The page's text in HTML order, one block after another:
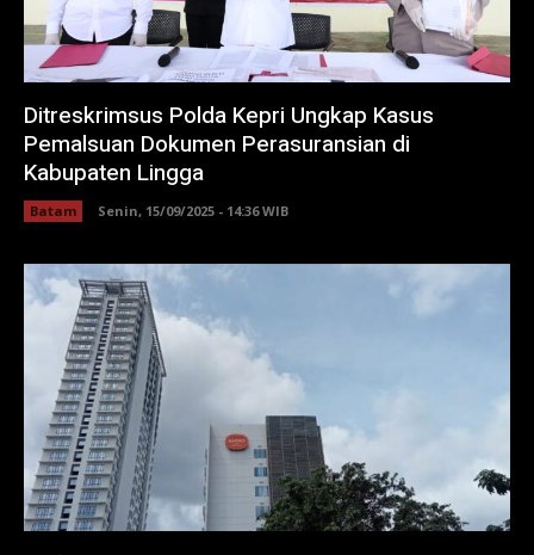
Ditreskrimsus Polda Kepri Ungkap Kasus
Pemalsuan Dokumen Perasuransian di
Kabupaten Lingga
Batam Senin, 15/09/2025 - 14:36 WIB